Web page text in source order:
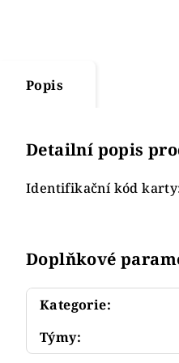
Popis
Detailní popis
Identifikační kód
Doplňkové
Kategorie:
Týmy: